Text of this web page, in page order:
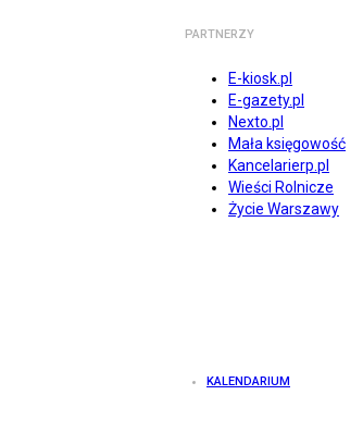
PARTNERZY
E-kiosk.pl
E-gazety.pl
Nexto.pl
Mała księgowość
Kancelarierp.pl
Wieści Rolnicze
Życie Warszawy
KALENDARIUM